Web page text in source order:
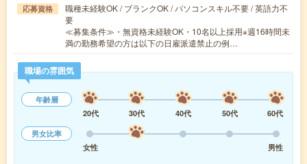
応募資格
職種未経験OK / ブランクOK / パソコンスキル不要 / 英語力不
要
≪募集条件≫・無資格未経験OK・10名以上採用※週16時間未
満の勤務希望の方は以下の日雇派遣禁止の例…
職場の雰囲気
年齢層
20代
30代 40代 50代
60代
男女比率
女性
男性